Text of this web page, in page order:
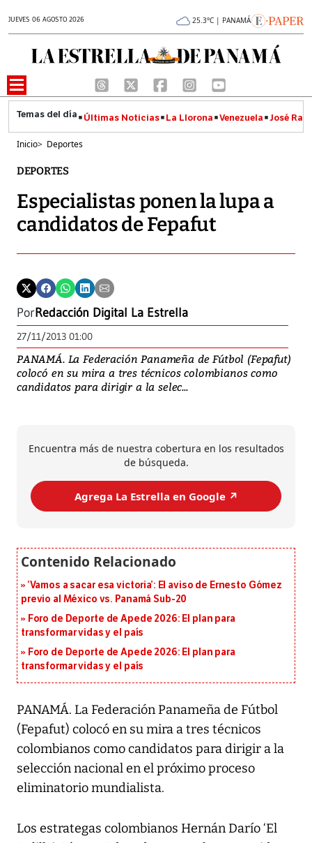
JUEVES 06 AGOSTO 2026 25.3°C | PANAMÁ
Últimas Noticias La Llorona Venezuela José
Inicio> Deportes
DEPORTES
Especialistas ponen la lupa a
candidatos de Fepafut
PorRedacción Digital La Estrella
27/11/2013 01:00
PANAMÁ. La Federación Panameña de Fútbol (Fepafut)
colocó en su mira a tres técnicos colombianos como
candidatos para dirigir a la selec...
Encuentra más de nuestra cobertura en los resultados
de búsqueda.
Agrega La Estrella en Google ↗️
‘Vamos a sacar esa victoria’: El aviso de Ernesto Gómez
previo al México vs. Panamá Sub-20
Foro de Deporte de Apede 2026: El plan para
transformar vidas y el país
Foro de Deporte de Apede 2026: El plan para
transformar vidas y el país
PANAMÁ. La Federación Panameña de Fútbol
(Fepafut) colocó en su mira a tres técnicos
colombianos como candidatos para dirigir a la
selección nacional en el próximo proceso
eliminatorio mundialista.
Los estrategas colombianos Hernán Darío ‘El